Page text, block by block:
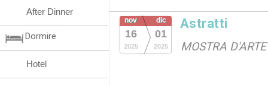
nov
16
2025
dic
01
2025
Astratti
MOSTRA
After Dinner
Dormire
Hotel